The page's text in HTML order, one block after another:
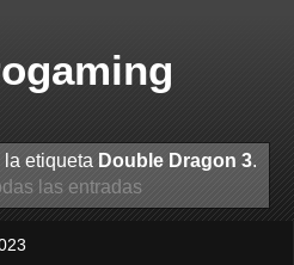
la etiqueta Double Dragon 3.
las entradas